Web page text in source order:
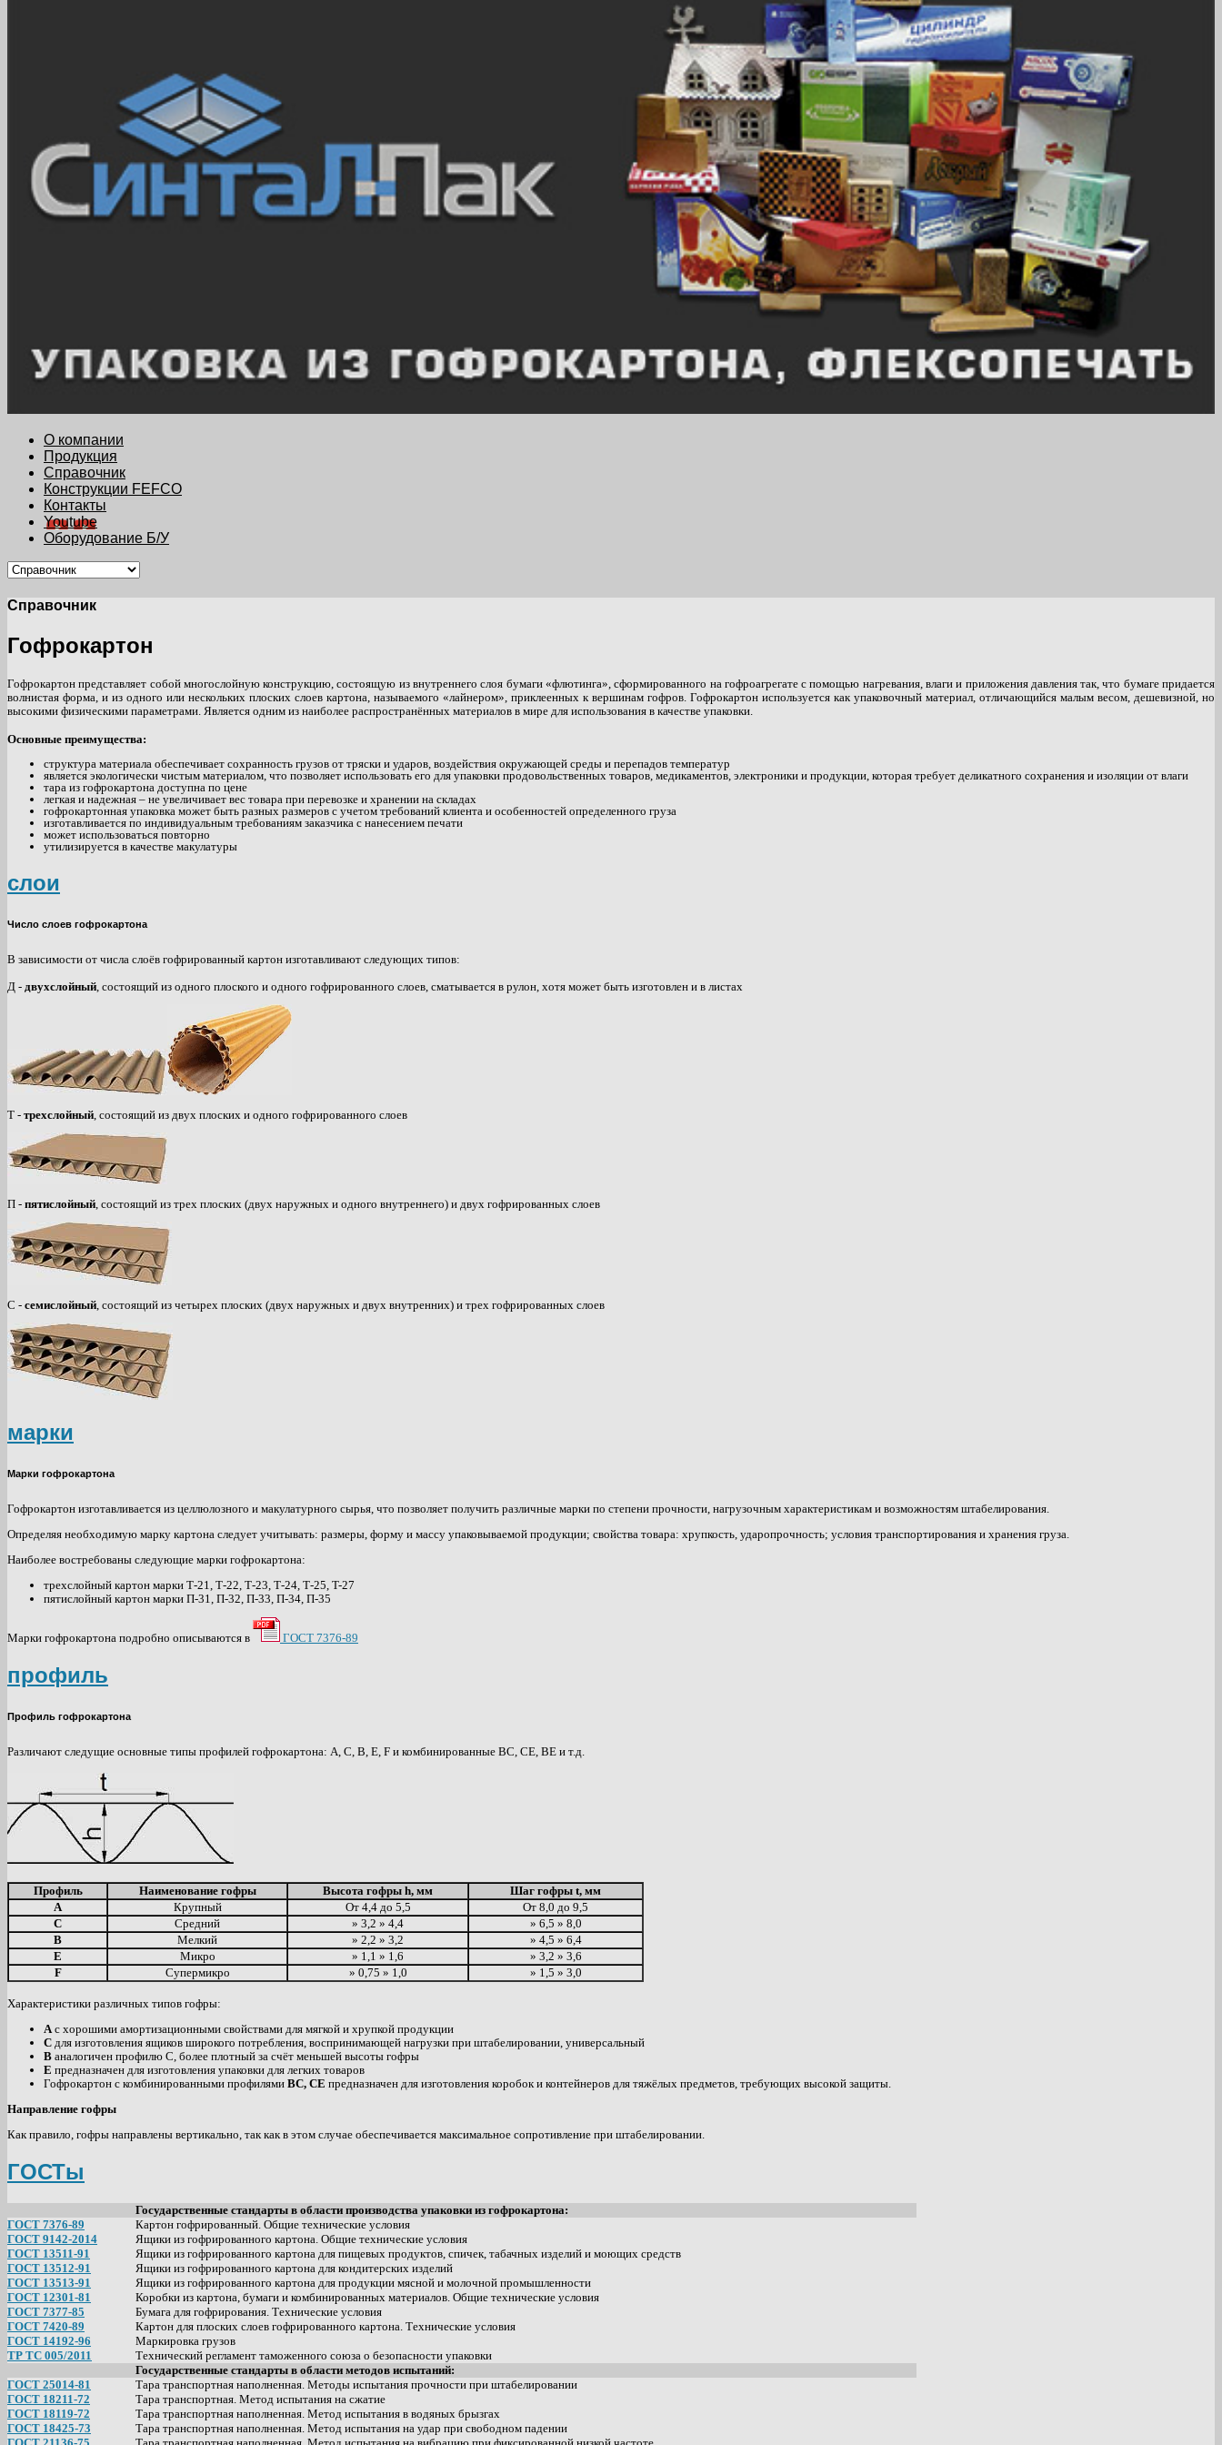
О компании
Продукция
Справочник
Конструкции FEFCO
Контакты
Youtube
Оборудование Б/У
Справочник
Гофрокартон
Гофрокартон представляет собой многослойную конструкцию, состоящую из внутреннего слоя бумаги «флютинга», сформированного на гофроагрегате с помощью нагревания, влаги и приложения давления так, что бумаге придается
волнистая форма, и из одного или нескольких плоских слоев картона, называемого «лайнером», приклеенных к вершинам гофров. Гофрокартон используется как упаковочный материал, отличающийся малым весом, дешевизной, но
высокими физическими параметрами. Является одним из наиболее распространённых материалов в мире для использования в качестве упаковки.
Основные преимущества:
структура материала обеспечивает сохранность грузов от тряски и ударов, воздействия окружающей среды и перепадов температур
является экологически чистым материалом, что позволяет использовать его для упаковки продовольственных товаров, медикаментов, электроники и продукции, которая требует деликатного сохранения и изоляции от влаги
тара из гофрокартона доступна по цене
легкая и надежная – не увеличивает вес товара при перевозке и хранении на складах
гофрокартонная упаковка может быть разных размеров с учетом требований клиента и особенностей определенного груза
изготавливается по индивидуальным требованиям заказчика с нанесением печати
может использоваться повторно
утилизируется в качестве макулатуры
cлои
Число слоев гофрокартона
В зависимости от числа слоёв гофрированный картон изготавливают следующих типов:
Д - двухслойный, состоящий из одного плоского и одного гофрированного слоев, сматывается в рулон, хотя может быть изготовлен и в листах
Т - трехслойный, состоящий из двух плоских и одного гофрированного слоев
П - пятислойный, состоящий из трех плоских (двух наружных и одного внутреннего) и двух гофрированных слоев
С - семислойный, состоящий из четырех плоских (двух наружных и двух внутренних) и трех гофрированных слоев
марки
Марки гофрокартона
Гофрокартон изготавливается из целлюлозного и макулатурного сырья, что позволяет получить различные марки по степени прочности, нагрузочным характеристикам и возможностям штабелирования.
Определяя необходимую марку картона следует учитывать: размеры, форму и массу упаковываемой продукции; свойства товара: хрупкость, ударопрочность; условия транспортирования и хранения груза.
Наиболее востребованы следующие марки гофрокартона:
трехслойный картон марки Т-21, Т-22, Т-23, Т-24, Т-25, T-27
пятислойный картон марки П-31, П-32, П-33, П-34, П-35
Марки гофрокартона подробно описываются в ГОСТ 7376-89
профиль
Профиль гофрокартона
Различают следущие основные типы профилей гофрокартона: А, C, B, E, F и комбинированные BC, CE, BE и т.д.
Профиль Наименование гофры Высота гофры h, мм
Шаг гофры t, мм
А
Крупный От 4,4 до 5,5
От 8,0 до 9,5
С
Средний » 3,2 » 4,4
» 6,5 » 8,0
В
Мелкий » 2,2 » 3,2
» 4,5 » 6,4
Е
Микро » 1,1 » 1,6
» 3,2 » 3,6
F
Супермикро » 0,75 » 1,0 » 1,5 » 3,0
Характеристики различных типов гофры:
А с хорошими амортизационными свойствами для мягкой и хрупкой продукции
С для изготовления ящиков широкого потребления, воспринимающей нагрузки при штабелировании, универсальный
B аналогичен профилю С, более плотный за счёт меньшей высоты гофры
E предназначен для изготовления упаковки для легких товаров
Гофрокартон с комбинированными профилями BC, CE предназначен для изготовления коробок и контейнеров для тяжёлых предметов, требующих высокой защиты.
Направление гофры
Как правило, гофры направлены вертикально, так как в этом случае обеспечивается максимальное сопротивление при штабелировании.
ГОСТы
Государственные стандарты в области производства упаковки из гофрокартона:
ГОСТ 7376-89
Картон гофрированный. Общие технические условия
ГОСТ 9142-2014
Ящики из гофрированного картона. Общие технические условия
ГОСТ 13511-91
Ящики из гофрированного картона для пищевых продуктов, спичек, табачных изделий и моющих средств
ГОСТ 13512-91
Ящики из гофрированного картона для кондитерских изделий
ГОСТ 13513-91
Ящики из гофрированного картона для продукции мясной и молочной промышленности
ГОСТ 12301-81
Коробки из картона, бумаги и комбинированных материалов. Общие технические условия
ГОСТ 7377-85
Бумага для гофрирования. Технические условия
ГОСТ 7420-89
Картон для плоских слоев гофрированного картона. Технические условия
ГОСТ 14192-96
Маркировка грузов
ТР ТС 005/2011
Технический регламент таможенного союза о безопасности упаковки
Государственные стандарты в области методов испытаний:
ГОСТ 25014-81
Тара транспортная наполненная. Методы испытания прочности при штабелировании
ГОСТ 18211-72
Тара транспортная. Метод испытания на сжатие
ГОСТ 18119-72
Тара транспортная наполненная. Метод испытания в водяных брызгах
ГОСТ 18425-73
Тара транспортная наполненная. Метод испытания на удар при свободном падении